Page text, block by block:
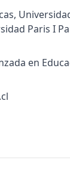
Paris I
en